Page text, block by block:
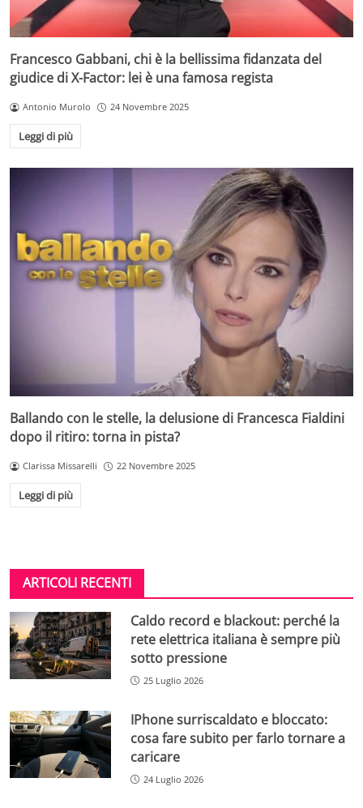
Francesco Gabbani, chi è la bellissima fidanzata del
giudice di X-Factor: lei è una famosa regista
Antonio Murolo 24 Novembre 2025
Leggi di più
Ballando con le stelle, la delusione di Francesca Fialdini
dopo il ritiro: torna in pista?
Clarissa Missarelli 22 Novembre 2025
Leggi di più
ARTICOLI RECENTI
Caldo record e blackout: perché la
rete elettrica italiana è sempre più
sotto pressione
25 Luglio 2026
IPhone surriscaldato e bloccato:
cosa fare subito per farlo tornare a
caricare
24 Luglio 2026